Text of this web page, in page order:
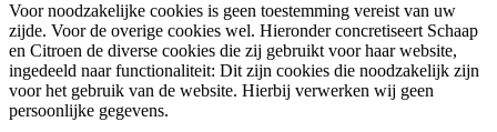
Voor noodzakelijke cookies is geen toestemming vereist van uw
zijde. Voor de overige cookies wel. Hieronder concretiseert Schaap
en Citroen de diverse cookies die zij gebruikt voor haar website,
ingedeeld naar functionaliteit: Dit zijn cookies die noodzakelijk zijn
voor het gebruik van de website. Hierbij verwerken wij geen
persoonlijke gegevens.